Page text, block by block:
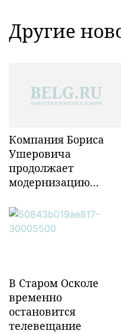
Другие
Компания Бориса
Ушеровича
продолжает
модернизацию
инфраструктуры в
Забайкалье
В Старом Осколе
временно
остановится
телевещание